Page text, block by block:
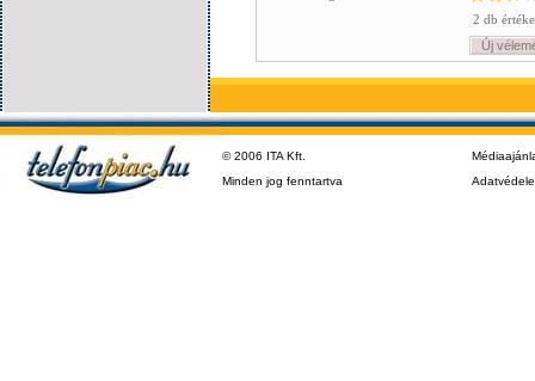
2 db
Új
© 2006 ITA Kft.
Minden jog fenntartva